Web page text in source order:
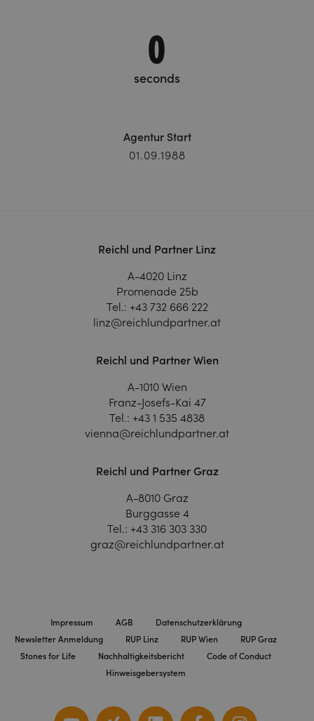
1
seconds
Agentur Start
01.09.1988
Reichl und Partner Linz
A-4020 Linz
Promenade 25b
Tel.: +43 732 666 222
linz@reichlundpartner.at
Reichl und Partner Wien
A-1010 Wien
Franz-Josefs-Kai 47
Tel.: +43 1 535 4838
vienna@reichlundpartner.at
Reichl und Partner Graz
A-8010 Graz
Burggasse 4
Tel.: +43 316 303 330
graz@reichlundpartner.at
Impressum AGB
Datenschutzerklärung
Newsletter Anmeldung
RUP Linz RUP Wien
RUP Graz
Stones for Life
Nachhaltigkeitsbericht
Code of Conduct
Hinweisgebersystem